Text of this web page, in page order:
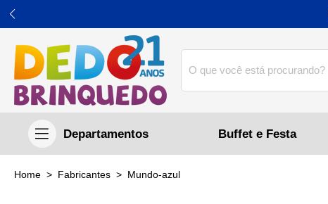
Buffet e Festa
home Fabricantes mundo-azul